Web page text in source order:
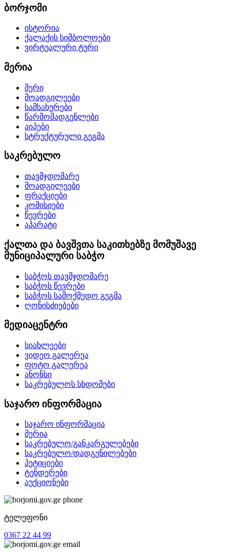
ბორჯომი
ისტორია
ქალაქის სიმბოლოები
ვირტუალური ტური
მერია
მერი
მოადგილეები
სამსახურები
წარმომადგენლები
აიპები
სტრუქტურული გეგმა
საკრებულო
თავმჯდომარე
მოადგილეები
ფრაქციები
კომისიები
წევრები
აპარატი
ქალთა და ბავშვთა საკითხებზე მომუშავე
მუნიციპალური საბჭო
საბჭოს თავმჯდომარე
საბჭოს წევრები
საბჭოს სამოქმედო გეგმა
ღონისძიებები
მედიაცენტრი
სიახლეები
ვიდეო გალერეა
ფოტო გალერეა
ანონსი
საკრებულოს სხდომები
საჯარო ინფორმაცია
საჯარო ინფორმაცია
მერია
საკრებულო/განკარგულებები
საკრებულო/დადგენილებები
პეტიციები
ტენდერები
აუქციონები
ტელეფონი
0367 22 44 99